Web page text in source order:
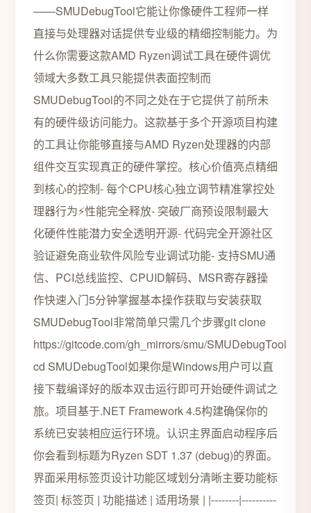
——SMUDebugTool它能让你像硬件工程师一样
直接与处理器对话提供专业级的精细控制能力。为
什么你需要这款AMD Ryzen调试工具在硬件调优
领域大多数工具只能提供表面控制而
SMUDebugTool的不同之处在于它提供了前所未
有的硬件级访问能力。这款基于多个开源项目构建
的工具让你能够直接与AMD Ryzen处理器的内部
组件交互实现真正的硬件掌控。核心价值亮点精细
到核心的控制- 每个CPU核心独立调节精准掌控处
理器行为⚡性能完全释放- 突破厂商预设限制最大
化硬件性能潜力安全透明开源- 代码完全开源社区
验证避免商业软件风险专业调试功能- 支持SMU通
信、PCI总线监控、CPUID解码、MSR寄存器操
作快速入门5分钟掌握基本操作获取与安装获取
SMUDebugTool非常简单只需几个步骤git clone
https://gitcode.com/gh_mirrors/smu/SMUDebugTool
cd SMUDebugTool如果你是Windows用户可以直
接下载编译好的版本双击运行即可开始硬件调试之
旅。项目基于.NET Framework 4.5构建确保你的
系统已安装相应运行环境。认识主界面启动程序后
你会看到标题为Ryzen SDT 1.37 (debug)的界面。
界面采用标签页设计功能区域划分清晰主要功能标
签页| 标签页 | 功能描述 | 适用场景 | |--------|----------